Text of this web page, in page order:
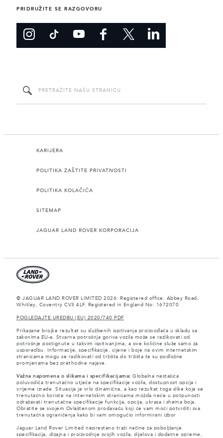
PRIDRUŽITE SE RAZGOVORU
KARIJERA
POLITIKA ZAŠTITE PRIVATNOSTI
POLITIKA KOLAČIĆA
SITEMAP
JAGUAR LAND ROVER KORPORACIJA
© JAGUAR LAND ROVER LIMITED 2026: Registered office: Abbey Road,
Whitley, Coventry CV3 4LF. Registered in England No: 1672070
POGLEDAJTE UREDBU (EU) 2020/740 PDF
Prikazane brojke rezultat su službenih ispitivanja proizvođača u skladu sa
zakonima EU-a. Stvarna potrošnja goriva vozila može se razlikovati od
potrošnje postignute u takvim ispitivanjima, a ove količine služe samo za
usporedbu. Informacije, specifikacije, cijene i boje na ovim internetskim
stranicama mogu se razlikovati od tržišta do tržišta te su podložne
promjenama bez prethodne najave.
Važna napomena o slikama i specifikacijama: Globalna nestašica
poluvodiča trenutačno utječe na specifikacije vozila, dostupnost opcija i
vrijeme izrade. Situacija je vrlo dinamična, a kao rezultat toga slike koje se
trenutačno koriste na internetskim stranicama možda neće u potpunosti
odražavati trenutačne specifikacije funkcija, opcija, ukrasa i shema boja.
Obratite se svojem Ovlaštenom prodavaču koji će vam moći potvrditi sva
trenutačna ograničenja kako bi vam omogućio informirani izbor
Jaguar Land Rover Limited neprestano traži načine za poboljšanje
specifikacija, dizajna i proizvodnje svojih vozila, dijelova i dodatne opreme,